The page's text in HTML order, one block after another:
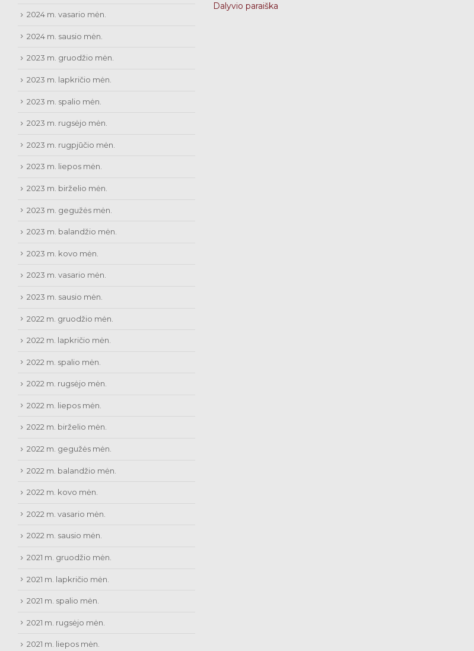
Dalyvio paraiška
2024 m. vasario mėn.
2024 m. sausio mėn.
2023 m. gruodžio mėn.
2023 m. lapkričio mėn.
2023 m. spalio mėn.
2023 m. rugsėjo mėn.
2023 m. rugpjūčio mėn.
2023 m. liepos mėn.
2023 m. birželio mėn.
2023 m. gegužės mėn.
2023 m. balandžio mėn.
2023 m. kovo mėn.
2023 m. vasario mėn.
2023 m. sausio mėn.
2022 m. gruodžio mėn.
2022 m. lapkričio mėn.
2022 m. spalio mėn.
2022 m. rugsėjo mėn.
2022 m. liepos mėn.
2022 m. birželio mėn.
2022 m. gegužės mėn.
2022 m. balandžio mėn.
2022 m. kovo mėn.
2022 m. vasario mėn.
2022 m. sausio mėn.
2021 m. gruodžio mėn.
2021 m. lapkričio mėn.
2021 m. spalio mėn.
2021 m. rugsėjo mėn.
2021 m. liepos mėn.